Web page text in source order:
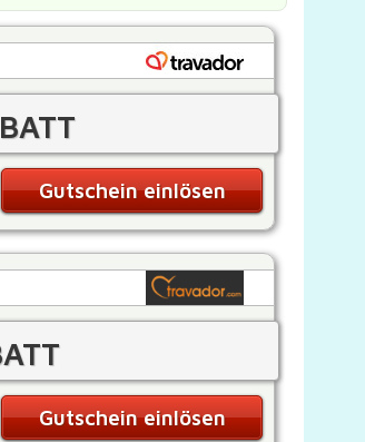
Gutschein einlösen
Gutschein einlösen